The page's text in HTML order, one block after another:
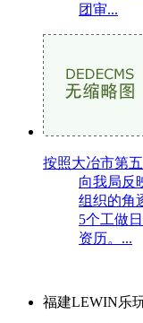
团审...
按照大冶市第
向我局反
组织的角
5个工做
资历。...
福建LEWIN乐